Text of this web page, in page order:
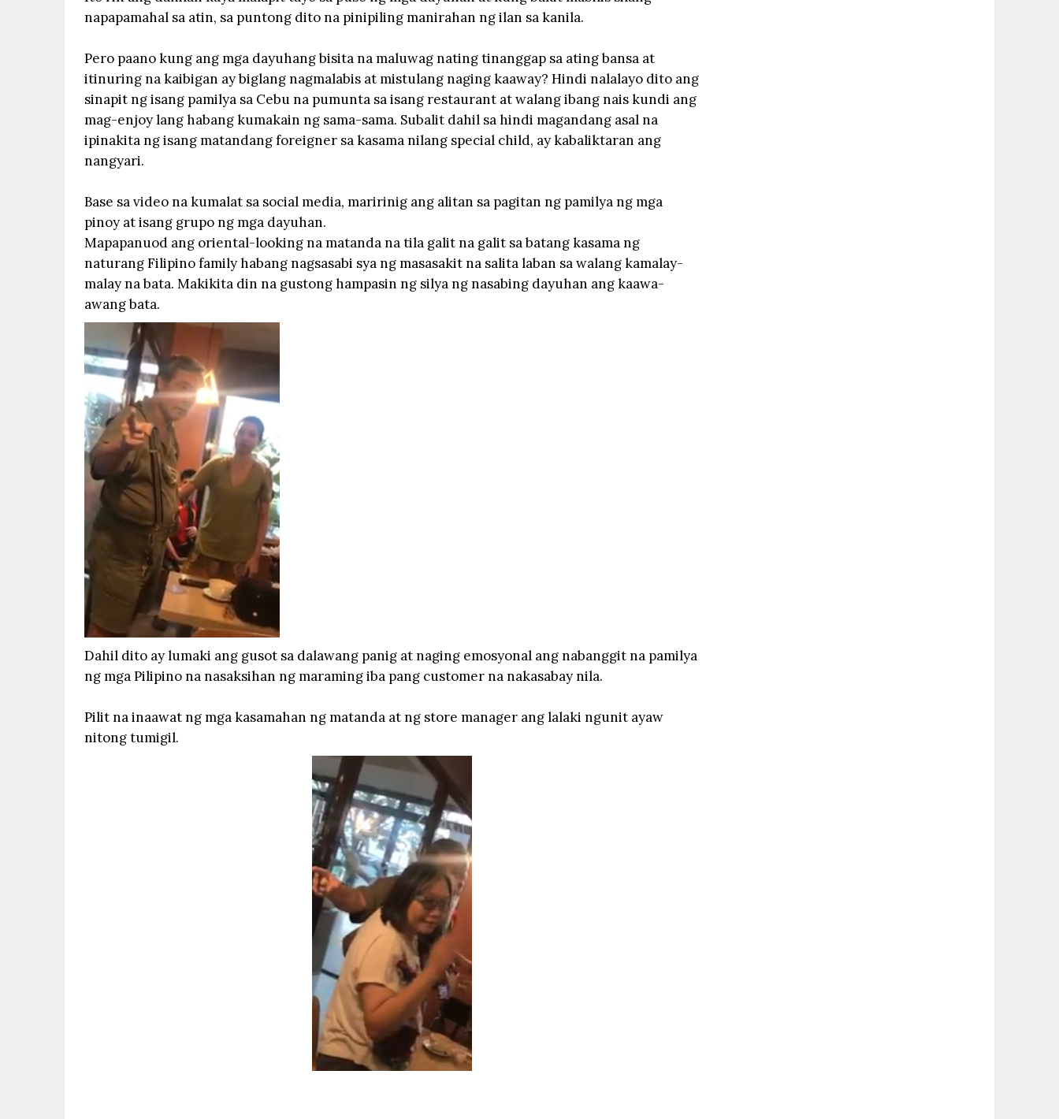
napapamahal sa atin, sa puntong dito na pinipiling manirahan ng ilan sa kanila.
Pero paano kung ang mga dayuhang bisita na maluwag nating tinanggap sa ating bansa at
itinuring na kaibigan ay biglang nagmalabis at mistulang naging kaaway? Hindi nalalayo dito ang
sinapit ng isang pamilya sa Cebu na pumunta sa isang restaurant at walang ibang nais kundi ang
mag-enjoy lang habang kumakain ng sama-sama. Subalit dahil sa hindi magandang asal na
ipinakita ng isang matandang foreigner sa kasama nilang special child, ay kabaliktaran ang
nangyari.
Base sa video na kumalat sa social media, maririnig ang alitan sa pagitan ng pamilya ng mga
pinoy at isang grupo ng mga dayuhan.
Mapapanuod ang oriental-looking na matanda na tila galit na galit sa batang kasama ng
naturang Filipino family habang nagsasabi sya ng masasakit na salita laban sa walang kamalay-
malay na bata. Makikita din na gustong hampasin ng silya ng nasabing dayuhan ang kaawa-
awang bata.
Dahil dito ay lumaki ang gusot sa dalawang panig at naging emosyonal ang nabanggit na pamilya
ng mga Pilipino na nasaksihan ng maraming iba pang customer na nakasabay nila.
Pilit na inaawat ng mga kasamahan ng matanda at ng store manager ang lalaki ngunit ayaw
nitong tumigil.